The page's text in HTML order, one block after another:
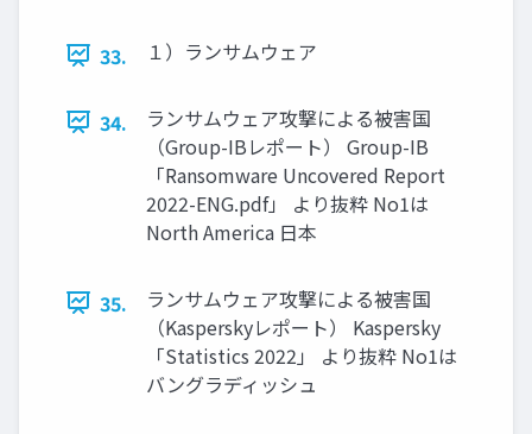
33. １）ランサムウェア
34.
ランサムウェア攻撃による被害国
（Group-IBレポート） Group-IB
「Ransomware Uncovered Report
2022-ENG.pdf」 より抜粋 No1は
North America 日本
35.
ランサムウェア攻撃による被害国
（Kasperskyレポート） Kaspersky
「Statistics 2022」 より抜粋 No1は
バングラディッシュ